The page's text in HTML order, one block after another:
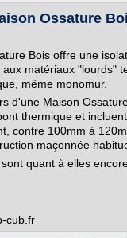
Ossature
Bois offre une
matériaux "lourds"
même monomur.
d'une Maison
thermique et
contre 100mm à
maçonnée
quant à elles encore
cub.fr